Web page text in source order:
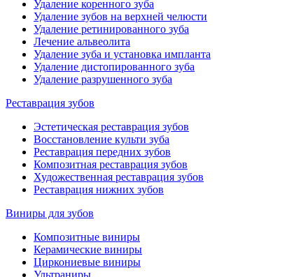
Удаление коренного зуба
Удаление зубов на верхней челюсти
Удаление ретинированного зуба
Лечение альвеолита
Удаление зуба и установка импланта
Удаление дистопированного зуба
Удаление разрушенного зуба
Реставрация зубов
Эстетическая реставрация зубов
Восстановление культи зуба
Реставрация передних зубов
Композитная реставрация зубов
Художественная реставрация зубов
Реставрация нижних зубов
Виниры для зубов
Композитные виниры
Керамические виниры
Циркониевые виниры
Ультраниры